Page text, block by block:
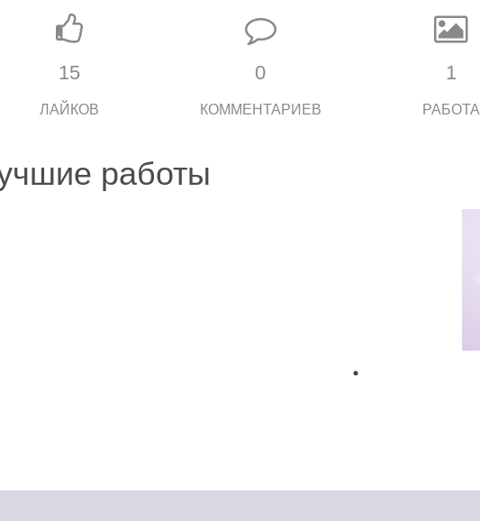
15
ЛАЙКОВ
0
КОММЕНТАРИЕВ
1
РАБОТА
работы